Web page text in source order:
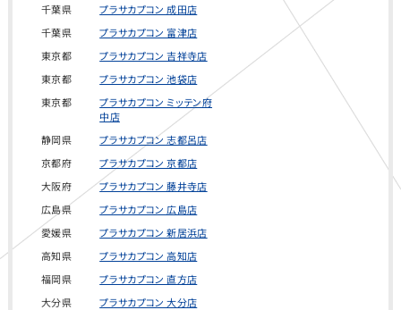
の情報や、
お客様のサ
ービス使用
から収集し
千葉県
プラサカプコン 成田店
千葉県
プラサカプコン 富津店
東京都
プラサカプコン 吉祥寺店
東京都
プラサカプコン 池袋店
東京都
プラサカプコン ミッテン府
中店
静岡県
プラサカプコン 志都呂店
京都府
プラサカプコン 京都店
大阪府
プラサカプコン 藤井寺店
広島県
プラサカプコン 広島店
愛媛県
プラサカプコン 新居浜店
高知県
プラサカプコン 高知店
福岡県
プラサカプコン 直方店
大分県
プラサカプコン 大分店